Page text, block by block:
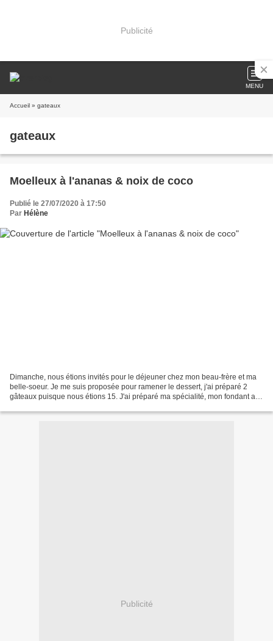
Publicité
MENU
Accueil » gateaux
gateaux
Moelleux à l'ananas & noix de coco
Publié le 27/07/2020 à 17:50
Par Hélène
Dimanche, nous étions invités pour le déjeuner chez mon beau-frère et ma
belle-soeur. Je me suis proposée pour ramener le dessert, j'ai préparé 2
gâteaux puisque nous étions 15. J'ai préparé ma spécialité, mon fondant au
Publicité